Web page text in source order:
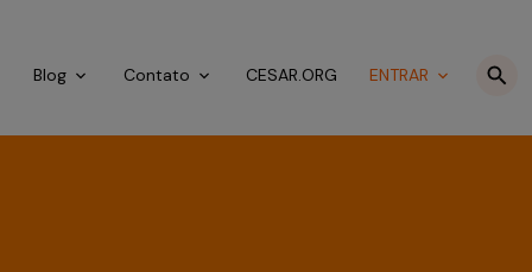
Blog Contato CESAR.ORG ENTRAR